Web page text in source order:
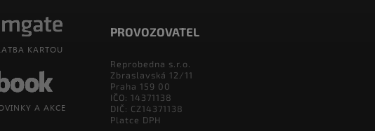
PROVOZOVATEL
Reprobedna s.r.o.
Zbraslavská 12/11
Praha 159 00
IČO: 14371138
DIČ: CZ14371138
Platce DPH